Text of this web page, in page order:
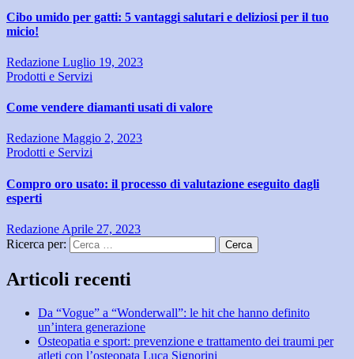
Cibo umido per gatti: 5 vantaggi salutari e deliziosi per il tuo
micio!
Redazione Luglio 19, 2023
Prodotti e Servizi
Come vendere diamanti usati di valore
Redazione Maggio 2, 2023
Prodotti e Servizi
Compro oro usato: il processo di valutazione eseguito dagli
esperti
Redazione Aprile 27, 2023
Ricerca per:
Articoli recenti
Da “Vogue” a “Wonderwall”: le hit che hanno definito
un’intera generazione
Osteopatia e sport: prevenzione e trattamento dei traumi per
atleti con l’osteopata Luca Signorini